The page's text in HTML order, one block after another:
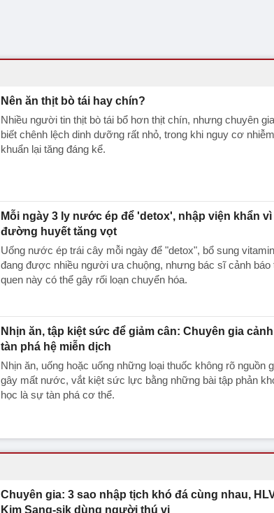
Nên ăn thịt bò tái hay chín?
Nhiều người tin thịt bò tái bổ hơn thịt chín, nhưng chuyên
biết chênh lệch dinh dưỡng rất nhỏ, trong khi nguy cơ nhiễm
khuẩn lại tăng đáng kể.
Mỗi ngày 3 ly nước ép để 'detox', nhập viện khẩn vì
đường huyết tăng vọt
Uống nước ép trái cây mỗi ngày để "detox", bổ sung vitamin
đang được nhiều người ưa chuộng, nhưng bác sĩ cảnh báo
quen này có thể gây rối loạn chuyển hóa.
Nhịn ăn, tập kiệt sức để giảm cân: Chuyên gia
tàn phá hệ miễn dịch
Nhịn ăn, uống hoặc uống những loại thuốc không rõ nguồn
gây mất nước, vắt kiệt sức lực bằng những bài tập phản
học là sự tàn phá cơ thể.
Chuyên gia: 3 sao nhập tịch khó đá cùng nhau,
Kim Sang-sik dùng người thú vị